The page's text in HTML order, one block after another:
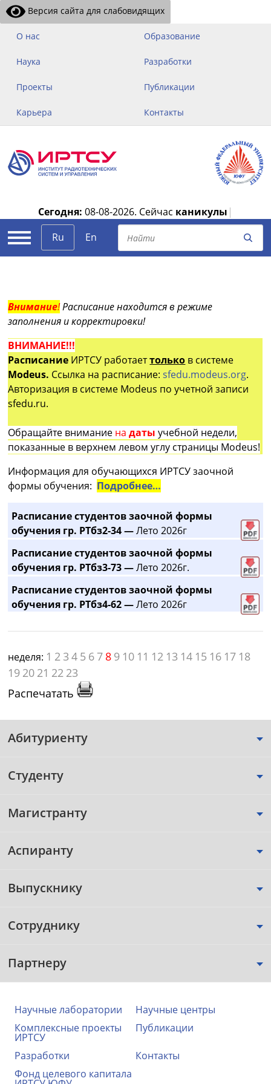
Версия сайта для слабовидящих
О нас Образование
Наука Разработки
Проекты Публикации
Карьера Контакты
Сегодня: 08-08-2026. Сейчас каникулы |
Ru
En
Внимание!Расписание находится в режиме
заполнения и корректировки!
ВНИМАНИЕ!!!
Расписание ИРТСУ работаеттолько в системе
Modeus. Ссылка на расписание:sfedu.modeus.org.
Авторизация в системе Modeus по учетной записи
sfedu.ru.
Обращайте внимание на датыучебной недели,
показанные в верхнем левом углу страницы Modeus!
Информация для обучающихся ИРТСУ заочной
формы обучения: Подробнее…
Расписание студентов заочной формы
обучения гр. РТбз2-34 —Лето 2026г
Расписание студентов заочной формы
обучения гр. РТбз3-73 —Лето 2026г.
Расписание студентов заочной формы
обучения гр. РТбз4-62 —Лето 2026г
неделя: 1 2 3 4 5 6 7 8 9 10 11 12 13 14 15 16 17 18
19 20 21 22 23
Распечатать
Абитуриенту
Студенту
Магистранту
Аспиранту
Выпускнику
Сотруднику
Партнеру
Научные лаборатории
Научные центры
Комплексные проекты
ИРТСУ
Публикации
Разработки
Контакты
Фонд целевого капитала